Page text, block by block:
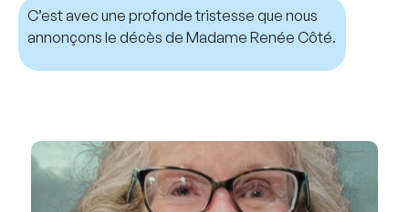
C’est avec une profonde tristesse que nous
annonçons le décès de Madame Renée Côté.